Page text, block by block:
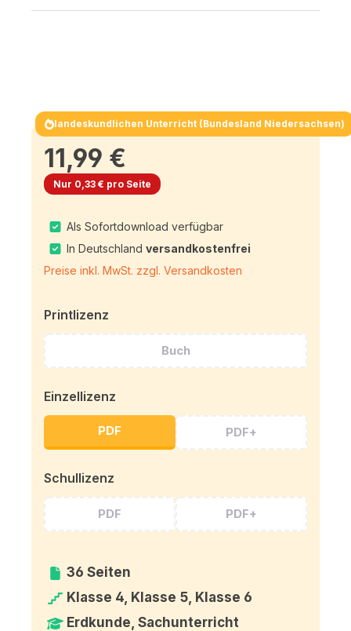
landeskundlichen Unterricht (Bundesland Niedersachsen)
11,99 €
Nur 0,33 € pro Seite
Als Sofortdownload verfügbar
In Deutschlandversandkostenfrei
Preise inkl. MwSt. zzgl. Versandkosten
Printlizenz
Buch
Einzellizenz
PDF PDF+
Schullizenz
PDF PDF+
36 Seiten
Klasse 4, Klasse 5, Klasse 6
Erdkunde, Sachunterricht